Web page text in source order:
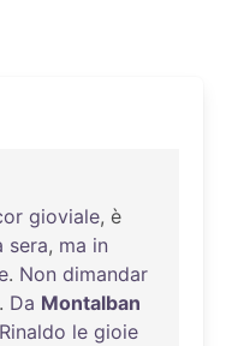
gioviale, è
sera, ma in
. Non dimandar
. Da Montalban
Rinaldo le gioie